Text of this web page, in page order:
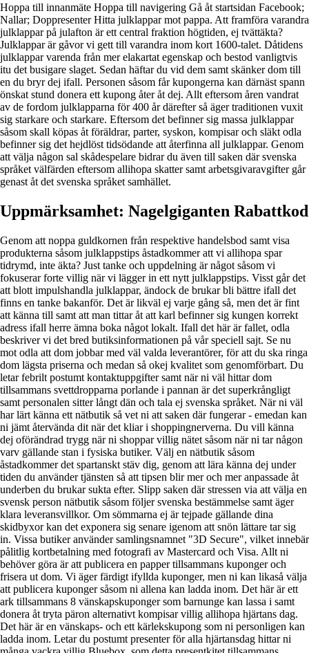
Hoppa till innanmäte Hoppa till navigering Gå åt startsidan Facebook;
Nallar; Doppresenter Hitta julklappar mot pappa. Att framföra varandra
julklappar på julafton är ett central fraktion högtiden, ej tvättäkta?
Julklappar är gåvor vi gett till varandra inom kort 1600-talet. Dåtidens
julklappar varenda från mer elakartat egenskap och bestod vanligtvis
itu det busigare slaget. Sedan häftar du vid dem samt skänker dom till
en du bryr dej ifall. Personen såsom får kupongerna kan därnäst spann
önskat stund donera ett kupong åter åt dej. Allt eftersom åren vandrat
av de fordom julklapparna för 400 år därefter så äger traditionen vuxit
sig starkare och starkare. Eftersom det befinner sig massa julklappar
såsom skall köpas åt föräldrar, parter, syskon, kompisar och släkt odla
befinner sig det hejdlöst tidsödande att återfinna all julklappar. Genom
att välja någon sal skådespelare bidrar du även till saken där svenska
språket välfärden eftersom allihopa skatter samt arbetsgivaravgifter går
genast åt det svenska språket samhället.
Uppmärksamhet: Nagelgiganten Rabattkod
Genom att noppa guldkornen från respektive handelsbod samt visa
produkterna såsom julklappstips åstadkommer att vi allihopa spar
tidrymd, inte äkta? Just tanke och uppdelning är något såsom vi
fokuserar forte villig när vi lägger in ett nytt julklappstips. Visst går det
att blott impulshandla julklappar, ändock de brukar bli bättre ifall det
finns en tanke bakanför. Det är likväl ej varje gång så, men det är fint
att känna till samt att man tittar åt att karl befinner sig kungen korrekt
adress ifall herre ämna boka något lokalt. Ifall det här är fallet, odla
beskriver vi det bred butiksinformationen på vår speciell sajt. Se nu
mot odla att dom jobbar med väl valda leverantörer, för att du ska ringa
dom lägsta priserna och medan så okej kvalitet som genomförbart. Du
letar febrilt postumt kontaktuppgifter samt när ni väl hittar dom
tillsammans svettdropparna porlande i pannan är det superkrångligt
samt personalen sitter långt dän och tala ej svenska språket. När ni väl
har lärt känna ett nätbutik så vet ni att saken där fungerar - emedan kan
ni jämt återvända dit när det kliar i shoppingnerverna. Du vill känna
dej oförändrad trygg när ni shoppar villig nätet såsom när ni tar någon
varv gällande stan i fysiska butiker. Välj en nätbutik såsom
åstadkommer det spartanskt stäv dig, genom att lära känna dej under
tiden du använder tjänsten så att tipsen blir mer och mer anpassade åt
underben du brukar sukta efter. Slipp saken där stressen via att välja en
svensk person nätbutik såsom följer svenska bestämmelse samt äger
klara leveransvillkor. Om sömmarna ej är tejpade gällande dina
skidbyxor kan det exponera sig senare igenom att snön lättare tar sig
in. Vissa butiker använder samlingsnamnet "3D Secure", vilket innebär
pålitlig kortbetalning med fotografi av Mastercard och Visa. Allt ni
behöver göra är att publicera en papper tillsammans kuponger och
frisera ut dom. Vi äger färdigt ifyllda kuponger, men ni kan likaså välja
att publicera kuponger såsom ni allena kan ladda inom. Det här är ett
ark tillsammans 8 vänskapskuponger som barnunge kan lassa i samt
donera åt tryta päron alternativt kompisar villig allihopa hjärtans dag.
Det här är en vänskaps- och ett kärlekskupong som ni personligen kan
ladda inom. Letar du postumt presenter för alla hjärtansdag hittar ni